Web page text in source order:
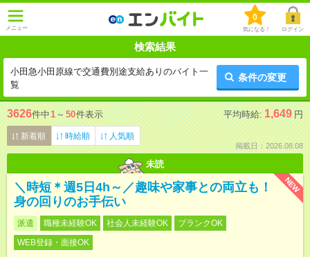
メニュー
0
気になる！ ログイン
検索結果
小田急小田原線で交通費別途支給ありのバイト一
覧
条件の変更
3626件中1 ～ 50件表示 平均時給: 1,649 円
新着順 時給順 人気順
掲載日：2026.08.08
未読
NEW
＼時短＊週5日4h～／趣味や家事との両立も！
身の回りのお手伝い
派遣 職種未経験OK 社会人未経験OK
ブランクOK
WEB登録・面接OK